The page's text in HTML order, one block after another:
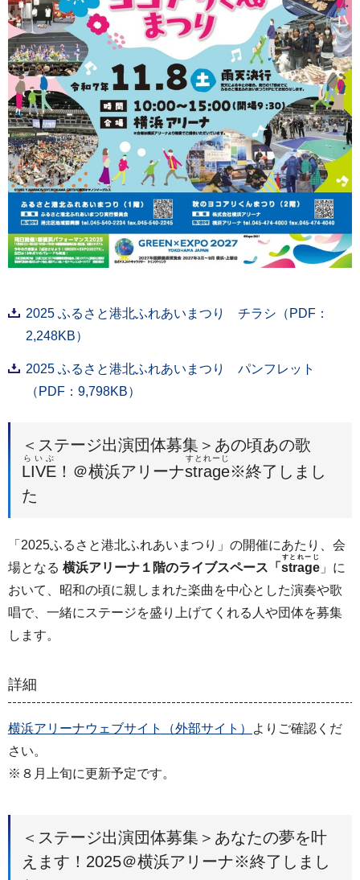
2025 ふるさと港北ふれあいまつり チラシ（PDF：
2,248KB）
2025 ふるさと港北ふれあいまつり パンフレット
（PDF：9,798KB）
＜ステージ出演団体募集＞あの頃あの歌
LIVE
らいぶ
！＠横浜アリーナstrage
すとれーじ
※終了しまし
た
「2025ふるさと港北ふれあいまつり」の開催にあたり、会
場となる 横浜アリーナ１階のライブスペース「 strage
すとれーじ
」に
おいて、昭和の頃に親しまれた楽曲を中心とした演奏や歌
唱で、一緒にステージを盛り上げてくれる人や団体を募集
します。
詳細
横浜アリーナウェブサイト（外部サイト）
よりご確認くだ
さい。
※８月上旬に更新予定です。
＜ステージ出演団体募集＞あなたの夢を叶
えます！2025＠横浜アリーナ※終了しまし